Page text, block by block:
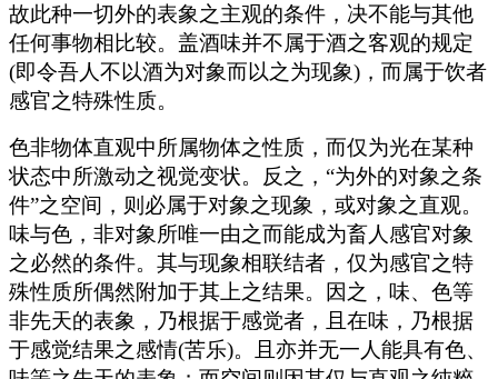
故此种一切外的表象之主观的条件，决不能与其他
任何事物相比较。盖酒味并不属于酒之客观的规定
(即令吾人不以酒为对象而以之为现象)，而属于饮者
感官之特殊性质。
色非物体直观中所属物体之性质，而仅为光在某种
状态中所激动之视觉变状。反之，“为外的对象之条
件”之空间，则必属于对象之现象，或对象之直观。
味与色，非对象所唯一由之而能成为畜人感官对象
之必然的条件。其与现象相联结者，仅为感官之特
殊性质所偶然附加于其上之结果。因之，味、色等
非先天的表象，乃根据于感觉者，且在味，乃根据
于感觉结果之感情(苦乐)。且亦并无一人能具有色、